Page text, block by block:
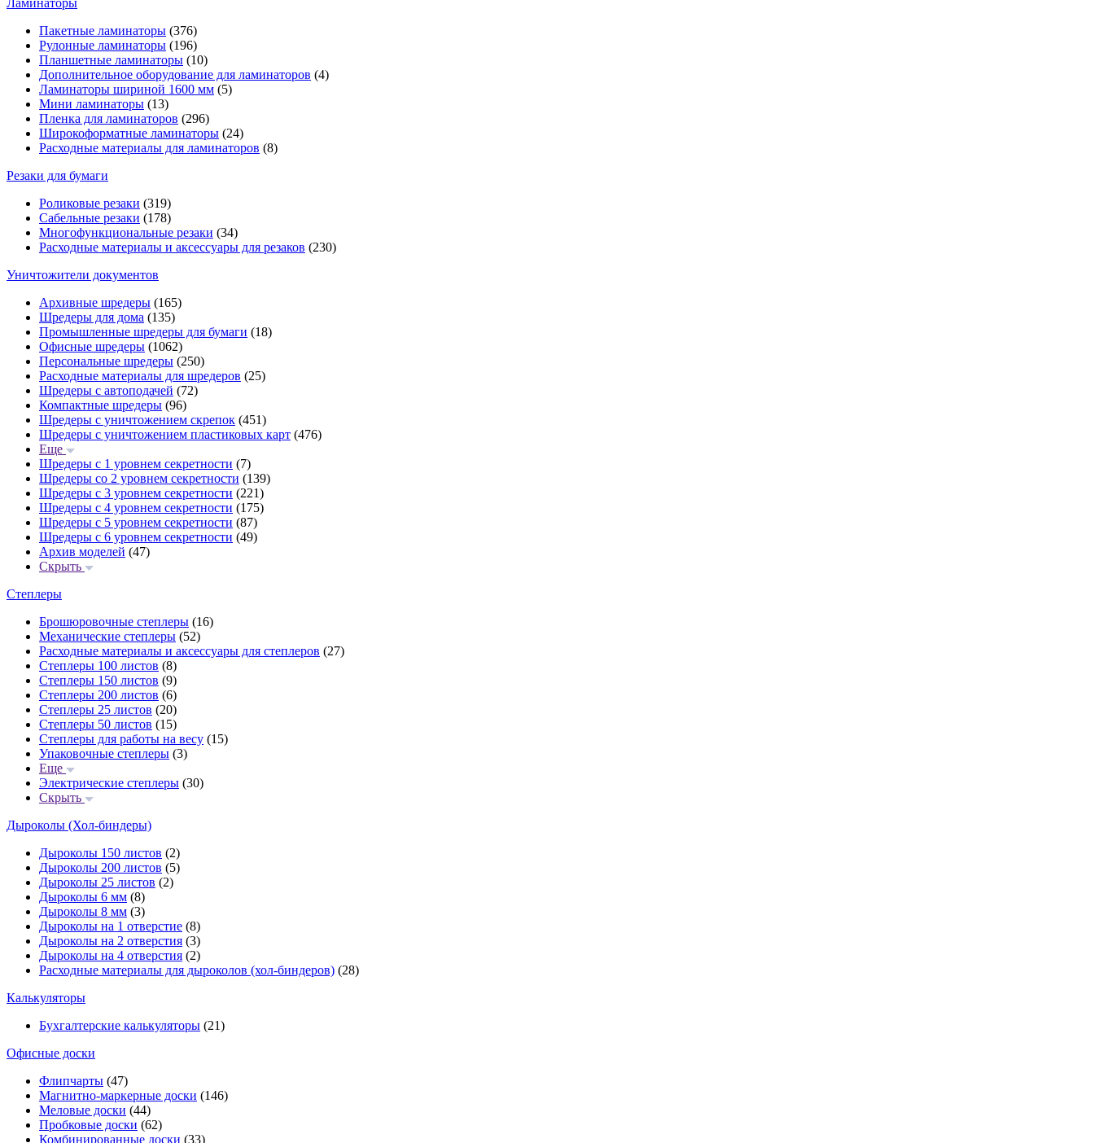
Ламинаторы
Пакетные ламинаторы (376)
Рулонные ламинаторы (196)
Планшетные ламинаторы (10)
Дополнительное оборудование для ламинаторов (4)
Ламинаторы шириной 1600 мм (5)
Мини ламинаторы (13)
Пленка для ламинаторов (296)
Широкоформатные ламинаторы (24)
Расходные материалы для ламинаторов (8)
Резаки для бумаги
Роликовые резаки (319)
Сабельные резаки (178)
Многофункциональные резаки (34)
Расходные материалы и аксессуары для резаков (230)
Уничтожители документов
Архивные шредеры (165)
Шредеры для дома (135)
Промышленные шредеры для бумаги (18)
Офисные шредеры (1062)
Персональные шредеры (250)
Расходные материалы для шредеров (25)
Шредеры с автоподачей (72)
Компактные шредеры (96)
Шредеры с уничтожением скрепок (451)
Шредеры с уничтожением пластиковых карт (476)
Еще
Шредеры с 1 уровнем секретности (7)
Шредеры со 2 уровнем секретности (139)
Шредеры с 3 уровнем секретности (221)
Шредеры с 4 уровнем секретности (175)
Шредеры с 5 уровнем секретности (87)
Шредеры с 6 уровнем секретности (49)
Архив моделей (47)
Скрыть
Степлеры
Брошюровочные степлеры (16)
Механические степлеры (52)
Расходные материалы и аксессуары для степлеров (27)
Степлеры 100 листов (8)
Степлеры 150 листов (9)
Степлеры 200 листов (6)
Степлеры 25 листов (20)
Степлеры 50 листов (15)
Степлеры для работы на весу (15)
Упаковочные степлеры (3)
Еще
Электрические степлеры (30)
Скрыть
Дыроколы (Хол-биндеры)
Дыроколы 150 листов (2)
Дыроколы 200 листов (5)
Дыроколы 25 листов (2)
Дыроколы 6 мм (8)
Дыроколы 8 мм (3)
Дыроколы на 1 отверстие (8)
Дыроколы на 2 отверстия (3)
Дыроколы на 4 отверстия (2)
Расходные материалы для дыроколов (хол-биндеров) (28)
Калькуляторы
Бухгалтерские калькуляторы (21)
Офисные доски
Флипчарты (47)
Магнитно-маркерные доски (146)
Меловые доски (44)
Пробковые доски (62)
Комбинированные доски (33)